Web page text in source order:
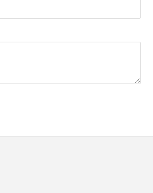
渋谷区, 東京都, 151-0053, Japan